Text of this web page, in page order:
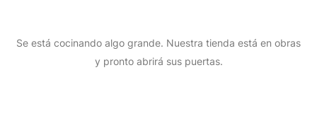
Se está cocinando algo grande. Nuestra tienda está en obras
y pronto abrirá sus puertas.